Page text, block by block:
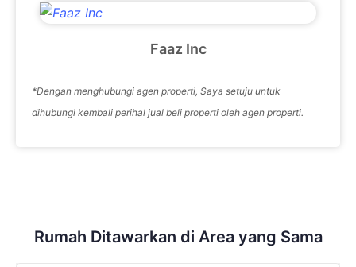
Faaz Inc
*Dengan menghubungi agen properti, Saya setuju untuk
dihubungi kembali perihal jual beli properti oleh agen properti.
Rumah Ditawarkan di Area yang Sama